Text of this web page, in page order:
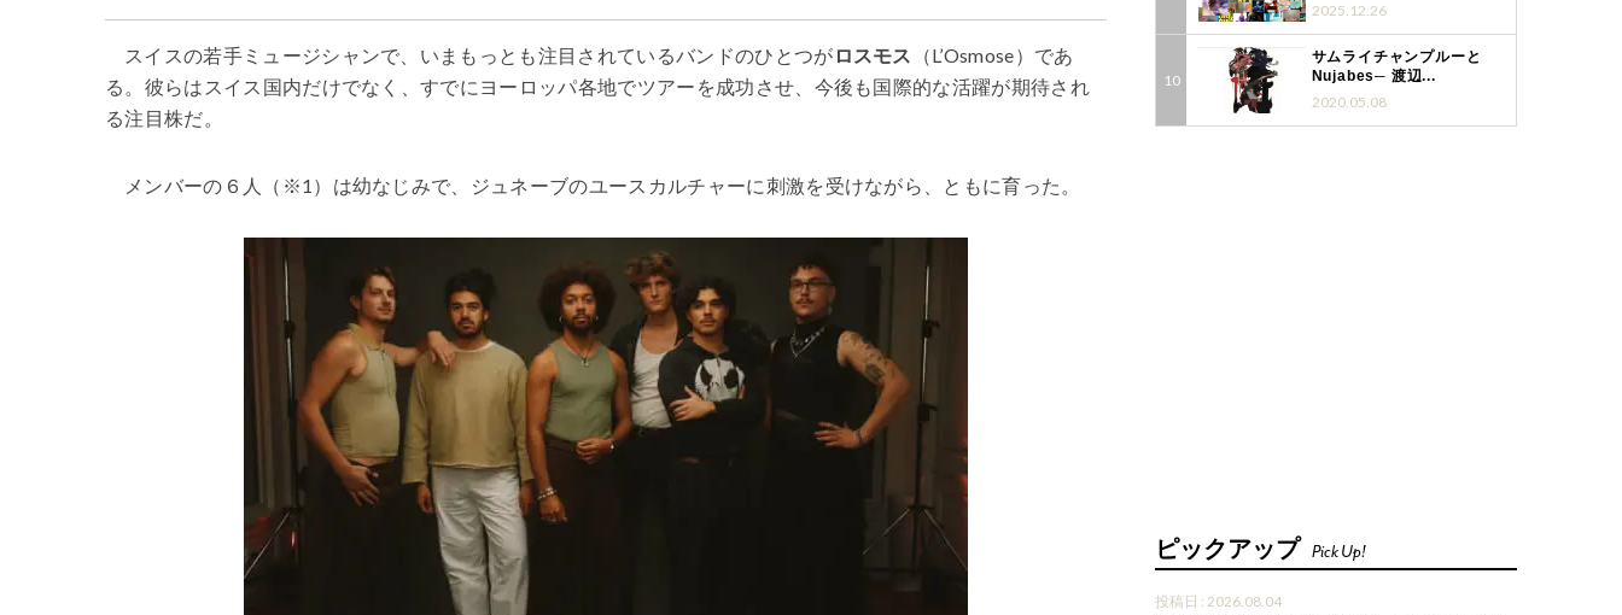
スイスの若手ミュージシャンで、いまもっとも注目されているバンドのひとつが ロスモス （L’Osmose）であ
る。彼らはスイス国内だけでなく、すでにヨーロッパ各地でツアーを成功させ、今後も国際的な活躍が期待され
る注目株だ。
メンバーの６人（※1）は幼なじみで、ジュネーブのユースカルチャーに刺激を受けながら、ともに育った。
2025.12.26
サムライチャンプルーと
Nujabes─ 渡辺...
2020.05.08
ピックアップ Pick Up!
投稿日 : 2026.08.04